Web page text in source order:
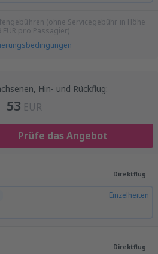
(ohne Servicegebühr in Höhe
EUR pro Passagier)
Hin- und Rückflug:
53 EUR
Prüfe das Angebot
Direktflug
Einzelheiten
Direktflug